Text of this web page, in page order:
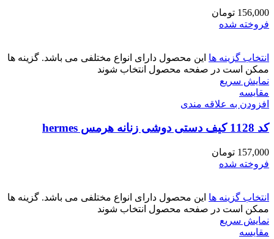
156,000 تومان
فروخته شده
انتخاب گزینه ها این محصول دارای انواع مختلفی می باشد. گزینه ها
ممکن است در صفحه محصول انتخاب شوند
نمایش سریع
مقايسه
افزودن به علاقه مندی
کد 1128 کیف دستی دوشی زنانه هرمس hermes
157,000 تومان
فروخته شده
انتخاب گزینه ها این محصول دارای انواع مختلفی می باشد. گزینه ها
ممکن است در صفحه محصول انتخاب شوند
نمایش سریع
مقايسه